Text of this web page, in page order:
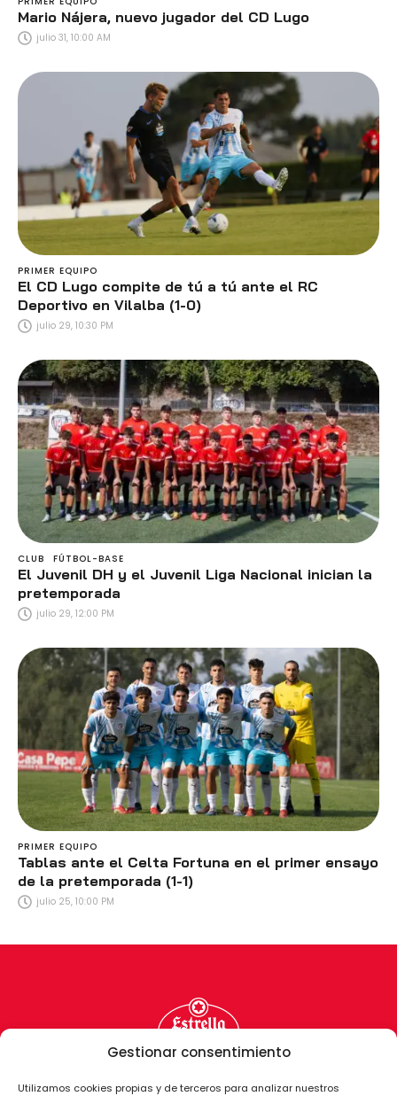
Gestionar consentimiento
Utilizamos cookies propias y de terceros para analizar nuestros
Mario Nájera, nuevo jugador del CD Lugo
julio 31, 10:00 AM
PRIMER EQUIPO
El CD Lugo compite de tú a tú ante el RC
Deportivo en Vilalba (1-0)
julio 29, 10:30 PM
CLUB FÚTBOL-BASE
El Juvenil DH y el Juvenil Liga Nacional inician la
pretemporada
julio 29, 12:00 PM
PRIMER EQUIPO
Tablas ante el Celta Fortuna en el primer ensayo
de la pretemporada (1-1)
julio 25, 10:00 PM